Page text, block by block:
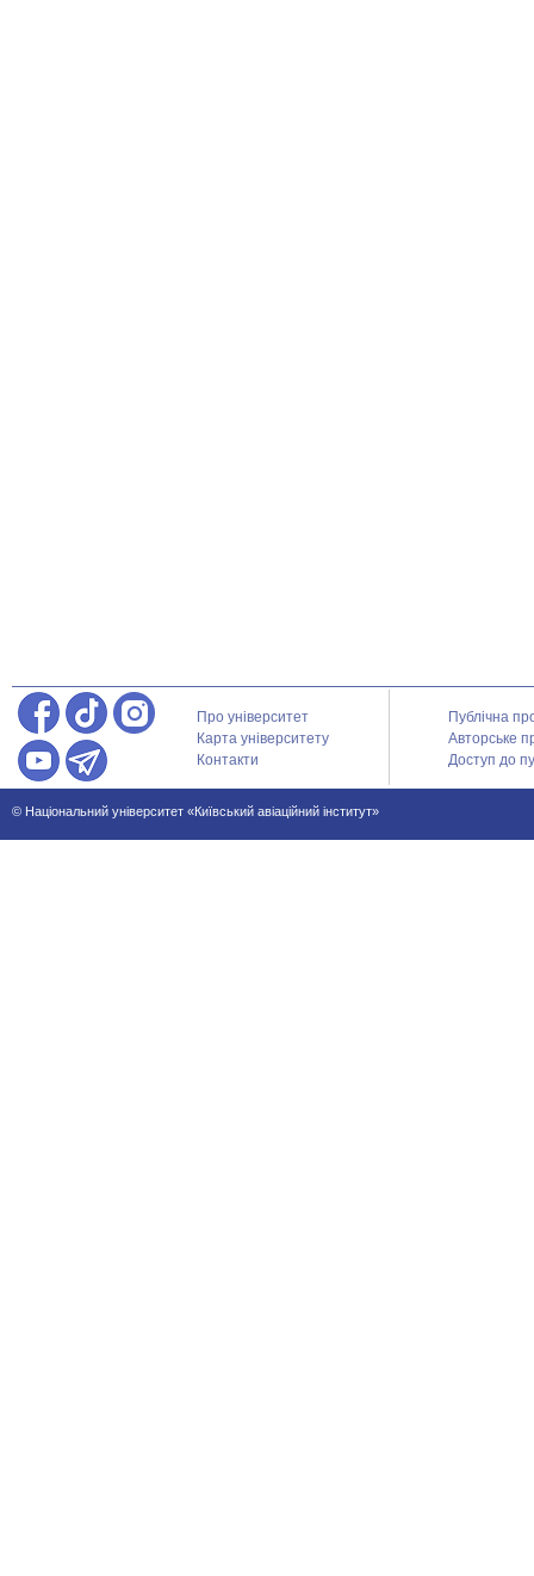
Про університет
Карта університету
Контакти
Публічна
Авторське
Доступ до
© Національний університет «Київський авіаційний інститут»